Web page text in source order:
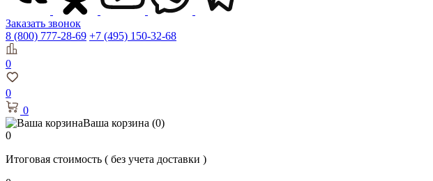
Заказать звонок
8 (800) 777-28-69 +7 (495) 150-32-68
0
0
0
Ваша корзина (0)
0
Итоговая стоимость ( без учета доставки )